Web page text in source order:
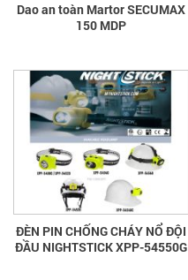
Dao an toàn Martor SECUMAX
150 MDP
ĐÈN PIN CHỐNG CHÁY NỔ ĐỘI
ĐẦU NIGHTSTICK XPP-54550G